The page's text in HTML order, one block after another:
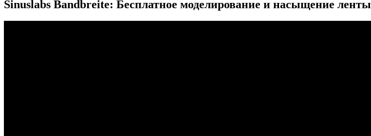
Sinuslabs Bandbreite: Бесплатное моделирование и насыщение ленты